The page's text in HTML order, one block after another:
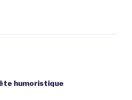
humoristique